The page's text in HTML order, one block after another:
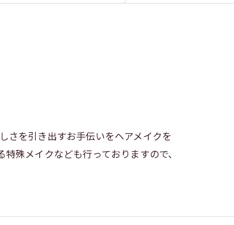
さを引き出すお手伝いをヘアメイクを
殊メイクなども行っておりますので、